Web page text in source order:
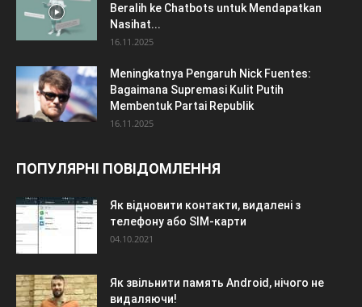
Beralih ke Chatbots untuk Mendapatkan
Nasihat...
16.11.2025
Meningkatnya Pengaruh Nick Fuentes:
Bagaimana Supremasi Kulit Putih
Membentuk Partai Republik
16.11.2025
ПОПУЛЯРНІ ПОВІДОМЛЕННЯ
Як відновити контакти, видалені з
телефону або SIM-карти
04.10.2021
Як звільнити память Android, нічого не
видаляючи!